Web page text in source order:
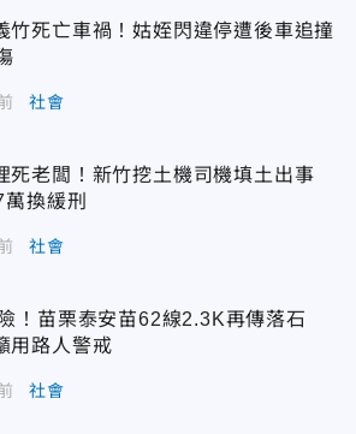
竹死亡車禍！姑姪閃違停遭後車追撞
社會
死老闆！新竹挖土機司機填土出事
換緩刑
社會
！苗栗泰安苗62線2.3K再傳落石
用路人警戒
社會